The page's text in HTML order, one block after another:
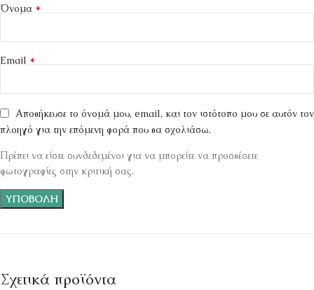
Όνομα *
Email *
Αποθήκευσε το όνομά μου, email, και τον ιστότοπο μου σε αυτόν τον
πλοηγό για την επόμενη φορά που θα σχολιάσω.
Πρέπει να είστε συνδεδεμένοι για να μπορείτε να προσθέσετε
φωτογραφίες στην κριτική σας.
Σχετικά προϊόντα